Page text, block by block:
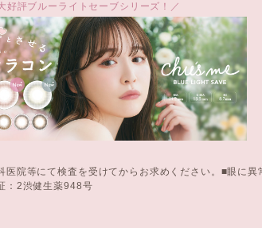
好評ブルーライトセーブシリーズ！／
院等にて検査を受けてからお求めください。■眼に
：2渋健生薬948号